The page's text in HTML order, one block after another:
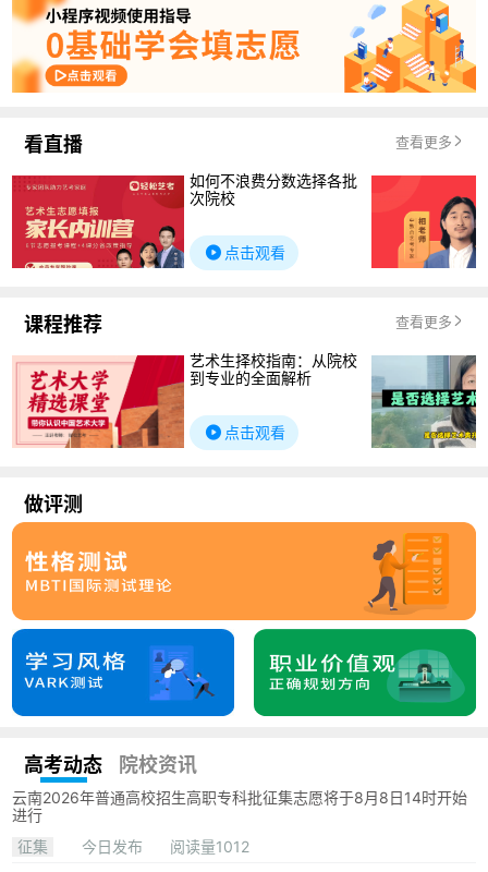
看直播 查看更多
如何不浪费分数选择各批
次院校
点击观看
课程推荐 查看更多
艺术生择校指南：从院校
到专业的全面解析
点击观看
做评测
高考动态 院校资讯
云南2026年普通高校招生高职专科批征集志愿将于8月8日14时开始
进行
征集
今日发布
阅读量1012